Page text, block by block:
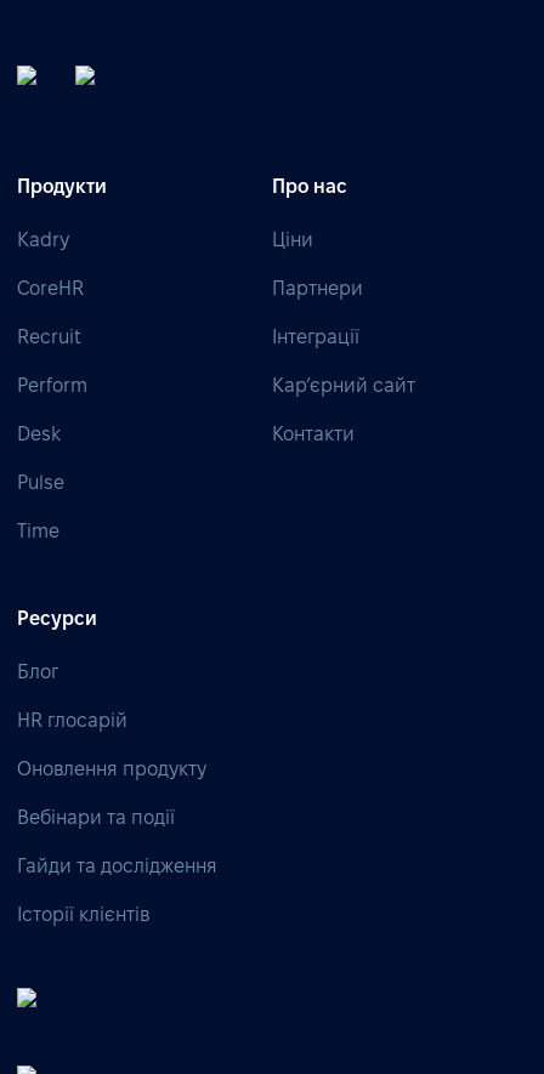
Продукти
Kadry
CoreHR
Recruit
Perform
Desk
Pulse
Time
Про нас
Ціни
Партнери
Інтеграції
Кар’єрний сайт
Контакти
Ресурси
Блог
HR глосарій
Оновлення продукту
Вебінари та події
Гайди та дослідження
Історії клієнтів